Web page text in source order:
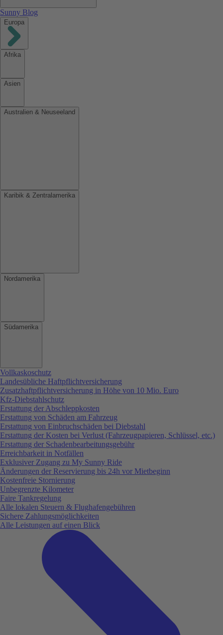
Sunny Blog
Europa
Afrika
Asien
Australien & Neuseeland
Karibik & Zentralamerika
Nordamerika
Südamerika
Vollkaskoschutz
Landesübliche Haftpflichtversicherung
Zusatzhaftpflichtversicherung in Höhe von 10 Mio. Euro
Kfz-Diebstahlschutz
Erstattung der Abschleppkosten
Erstattung von Schäden am Fahrzeug
Erstattung von Einbruchschäden bei Diebstahl
Erstattung der Kosten bei Verlust (Fahrzeugpapieren, Schlüssel, etc.)
Erstattung der Schadenbearbeitungsgebühr
Erreichbarkeit in Notfällen
Exklusiver Zugang zu My Sunny Ride
Änderungen der Reservierung bis 24h vor Mietbeginn
Kostenfreie Stornierung
Unbegrenzte Kilometer
Faire Tankregelung
Alle lokalen Steuern & Flughafengebühren
Sichere Zahlungsmöglichkeiten
Alle Leistungen auf einen Blick